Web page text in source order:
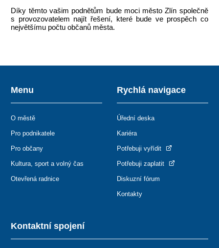
Díky těmto vašim podnětům bude moci město Zlín společně
s provozovatelem najít řešení, které bude ve prospěch co
největšímu počtu občanů města.
Kontaktní spojení
Menu
O městě
Pro podnikatele
Pro občany
Kultura, sport a volný čas
Otevřená radnice
Rychlá navigace
Úřední deska
Kariéra
Potřebuji vyřídit
Potřebuji zaplatit
Diskuzní fórum
Kontakty